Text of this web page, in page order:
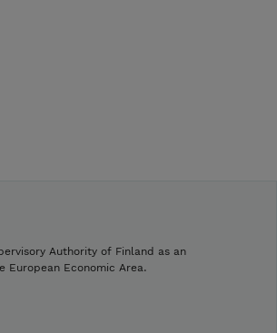
Authority of Finland as an
Economic Area.